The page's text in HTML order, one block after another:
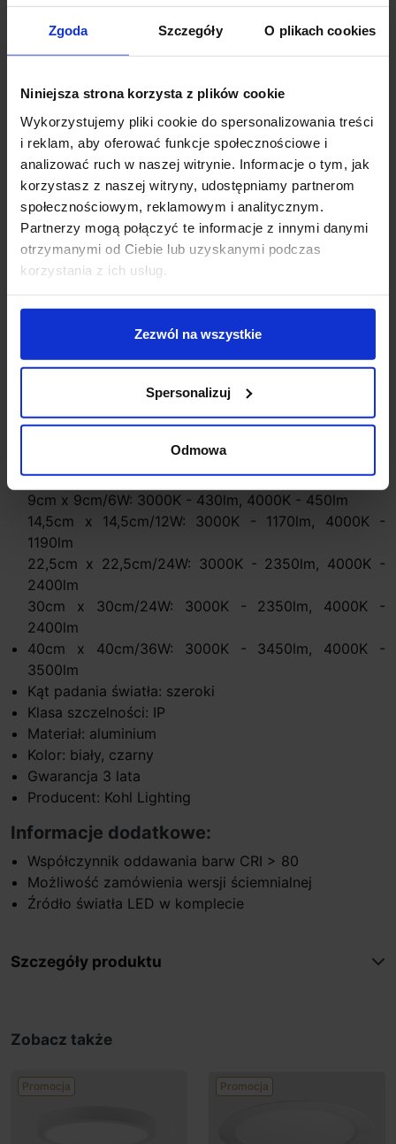
Zgoda Szczegóły O plikach cookies
Niniejsza strona korzysta z plików cookie
Wykorzystujemy pliki cookie do spersonalizowania treści
i reklam, aby oferować funkcje społecznościowe i
analizować ruch w naszej witrynie. Informacje o tym, jak
korzystasz z naszej witryny, udostępniamy partnerom
społecznościowym, reklamowym i analitycznym.
Partnerzy mogą połączyć te informacje z innymi danymi
otrzymanymi od Ciebie lub uzyskanymi podczas
korzystania z ich usług.
Zezwól na wszystkie
Spersonalizuj
Odmowa
Opis
KOHL DISC SLIM SQ K51701.SRnatynkowa,
kwadratowa oprawa sufitowa LED w 5 rozmiarach.
Lampa posiada wbudowane diody LED w 2 barwach
światła do wyboru: biała ciepła (3000K) lub biała
naturalna (4000K), wykonana jest z aluminium
wykończonego na kolor biały lub czarny. Jej klasyczny
wygląd sprawia, że ten kwadratowy plafon sufitowy
LED idealnie nadaje się do oświetlenia salonu, sypialni,
sklepu, hotelu czy ciągów komunikacyjnych.
Dane techniczne:
Źródło światła: LED
Moc 9cm-6W, 14,5cm-12W, 22,5cm-204, 30cm-24W
Zasilanie: 230V (zasilacz w zestawie)
4000K (biała naturalna)
Strumień światła, moc, wymiary:
9cm x 9cm/6W: 3000K - 430lm, 4000K - 450lm
14,5cm x 14,5cm/12W: 3000K - 1170lm, 4000K -
1190lm
22,5cm x 22,5cm/24W: 3000K - 2350lm, 4000K -
2400lm
30cm x 30cm/24W: 3000K - 2350lm, 4000K -
2400lm
40cm x 40cm/36W: 3000K - 3450lm, 4000K -
3500lm
Kąt padania światła: szeroki
Klasa szczelności: IP
Materiał: aluminium
Kolor: biały, czarny
Gwarancja 3 lata
Producent: Kohl Lighting
Informacje dodatkowe:
Współczynnik oddawania barw CRI > 80
Możliwość zamówienia wersji ściemnialnej
Źródło światła LED w komplecie
Szczegóły produktu
Zobacz także
Promocja Promocja